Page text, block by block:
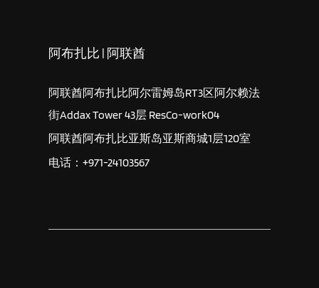
阿布扎比 | 阿联酋
阿联酋阿布扎比阿尔雷姆岛RT3区阿尔赖法
街Addax Tower 43层 ResCo-work04
阿联酋阿布扎比亚斯岛亚斯商城1层120室
电话：+971-24103567